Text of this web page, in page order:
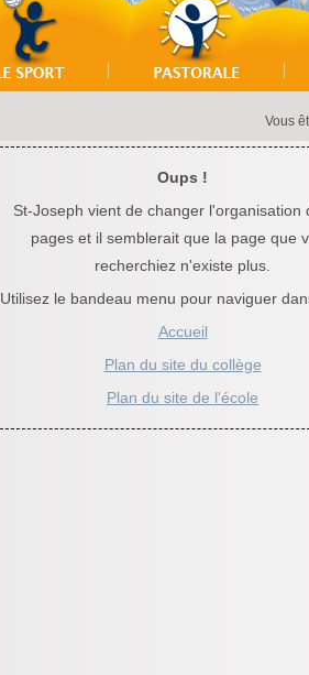
Vous
Oups !
St-Joseph vient de changer l'organisation
pages et il semblerait que la page que
recherchiez n'existe plus.
Utilisez le bandeau menu pour naviguer
Accueil
Plan du site du collège
Plan du site de l'école